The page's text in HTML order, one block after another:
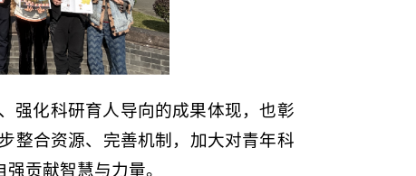
强化科研育人导向的成果体现，也彰
整合资源、完善机制，加大对青年科
贡献智慧与力量。